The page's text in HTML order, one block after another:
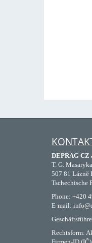
DEPRAG CZ
T. G.
507 81 Lázně
Tschechische
Phone: +420
E-mail:
Rechtsform: